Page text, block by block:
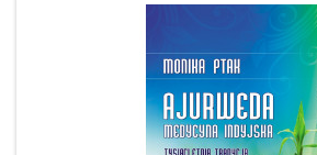
przeprowadzenia...